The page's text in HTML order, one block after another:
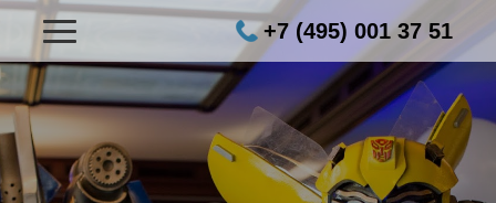
+7 (495) 001 37 51